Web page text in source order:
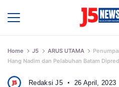
Home J5 ARUS UTAMA
Hang Nadim dan Pelabuhan Batam
Redaksi J5 26 April, 2023